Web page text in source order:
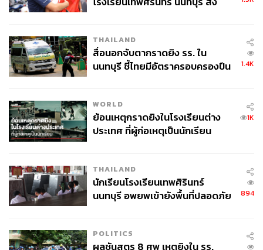
THAILAND
สื่อนอกจับตากราดยิง รร. ใน
นนทบุรี ชี้ไทยมีอัตราครอบครองปืน
1.4K
WORLD
ย้อนเหตุกราดยิงในโรงเรียนต่าง
ประเทศ ที่ผู้ก่อเหตุเป็นนักเรียน
1K
THAILAND
นักเรียนโรงเรียนเทพศิรินทร์
นนทบุรี อพยพเข้ายังพื้นที่ปลอดภัย
894
POLITICS
ผลชันสูตร 8 ศพ เหตุยิงใน รร.